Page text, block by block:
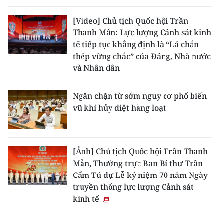
[Video] Chủ tịch Quốc hội Trần
Thanh Mẫn: Lực lượng Cảnh sát kinh
tế tiếp tục khẳng định là “Lá chắn
thép vững chắc” của Đảng, Nhà nước
và Nhân dân
Ngăn chặn từ sớm nguy cơ phổ biến
vũ khí hủy diệt hàng loạt
[Ảnh] Chủ tịch Quốc hội Trần Thanh
Mẫn, Thường trực Ban Bí thư Trần
Cẩm Tú dự Lễ kỷ niệm 70 năm Ngày
truyền thống lực lượng Cảnh sát
kinh tế